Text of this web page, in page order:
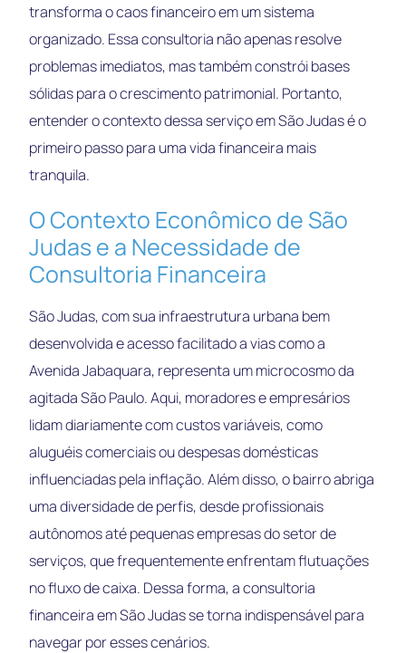
transforma o caos financeiro em um sistema
organizado. Essa consultoria não apenas resolve
problemas imediatos, mas também constrói bases
sólidas para o crescimento patrimonial. Portanto,
entender o contexto dessa serviço em São Judas é o
primeiro passo para uma vida financeira mais
tranquila.
O Contexto Econômico de São
Judas e a Necessidade de
Consultoria Financeira
São Judas, com sua infraestrutura urbana bem
desenvolvida e acesso facilitado a vias como a
Avenida Jabaquara, representa um microcosmo da
agitada São Paulo. Aqui, moradores e empresários
lidam diariamente com custos variáveis, como
aluguéis comerciais ou despesas domésticas
influenciadas pela inflação. Além disso, o bairro abriga
uma diversidade de perfis, desde profissionais
autônomos até pequenas empresas do setor de
serviços, que frequentemente enfrentam flutuações
no fluxo de caixa. Dessa forma, a consultoria
financeira em São Judas se torna indispensável para
navegar por esses cenários.